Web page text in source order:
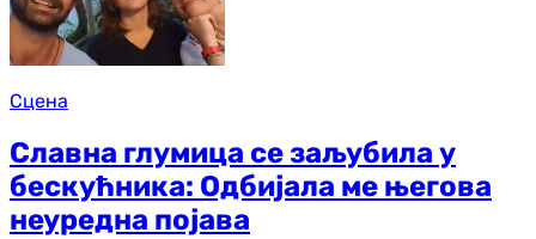
Сцена
Славна глумица се заљубила у
бескућника: Одбијала ме његова
неуредна појава